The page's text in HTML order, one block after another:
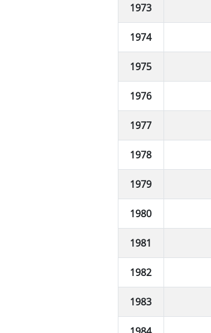
1973
1974
1975
1976
1977
1978
1979
1980
1981
1982
1983